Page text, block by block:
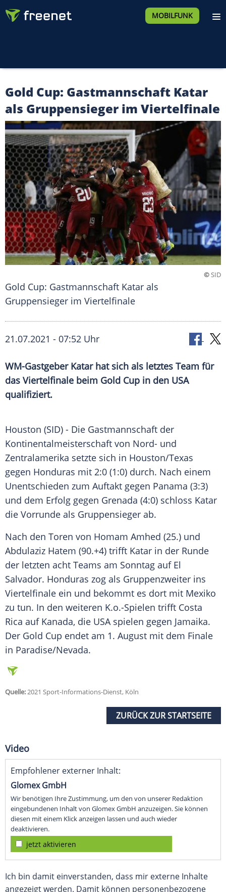
MOBILFUNK
Gold Cup: Gastmannschaft Katar
als Gruppensieger im Viertelfinale
©SID
Gold Cup: Gastmannschaft Katar als
Gruppensieger im Viertelfinale
21.07.2021 - 07:52 Uhr
WM-Gastgeber Katarhat sich als letztes Team für
das Viertelfinale beim Gold Cup in den USA
qualifiziert.
Houston (SID) - Die Gastmannschaft der
Kontinentalmeisterschaft von Nord- und
Zentralamerika setzte sich in Houston/Texas
gegen Honduras mit 2:0 (1:0) durch. Nach einem
Unentschieden zum Auftakt gegen Panama (3:3)
und dem Erfolg gegen Grenada (4:0) schloss Katar
die Vorrunde als Gruppensieger ab.
Nach den Toren von Homam Amhed (25.) und
Abdulaziz Hatem (90.+4) trifft Katar in der Runde
der letzten acht Teams am Sonntag auf El
Salvador. Honduras zog als Gruppenzweiter ins
Viertelfinale ein und bekommt es dort mit Mexiko
zu tun. In den weiteren K.o.-Spielen trifft Costa
Rica auf Kanada, die USA spielen gegen Jamaika.
Der Gold Cup endet am 1. August mit dem Finale
in Paradise/Nevada.
Quelle:2021 Sport-Informations-Dienst, Köln
ZURÜCK ZUR STARTSEITE
Video
Empfohlener externer Inhalt:
Glomex GmbH
Wir benötigen Ihre Zustimmung, um den von unserer Redaktion
eingebundenen Inhalt von Glomex GmbH anzuzeigen. Sie können
diesen mit einem Klick anzeigen lassen und auch wieder
deaktivieren.
jetzt aktivieren
Ich bin damit einverstanden, dass mir externe Inhalte
angezeigt werden. Damit können personenbezogene